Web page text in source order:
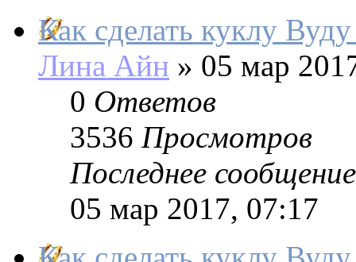
Как сделать куклу
Лина Айн » 05 мар
0 Ответов
3536 Просмотров
Последнее сообщение
05 мар 2017, 07:17